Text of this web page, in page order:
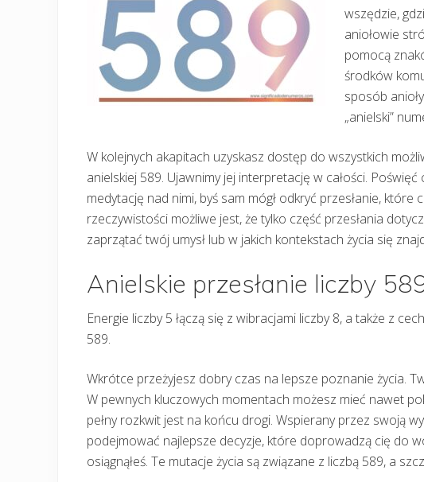
wszędzie,
aniołowie
pomocą
środków
sposób
„anielski”
W kolejnych akapitach uzyskasz dostęp do wszystkich
anielskiej 589. Ujawnimy jej interpretację w całości.
medytację nad nimi, byś sam mógł odkryć przesłanie, które
rzeczywistości możliwe jest, że tylko część przesłania
zaprzątać twój umysł lub w jakich kontekstach życia się
Anielskie przesłanie liczby
Energie liczby 5 łączą się z wibracjami liczby 8, a także z
589.
Wkrótce przeżyjesz dobry czas na lepsze poznanie życia.
W pewnych kluczowych momentach możesz mieć nawet
pełny rozkwit jest na końcu drogi. Wspierany przez swoją
podejmować najlepsze decyzje, które doprowadzą cię do
osiągnąłeś. Te mutacje życia są związane z liczbą 589, a